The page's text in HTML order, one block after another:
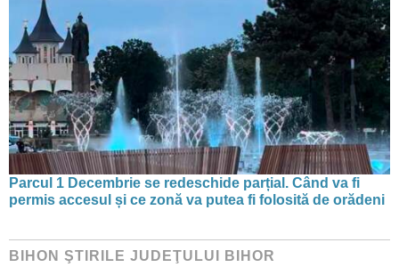
Parcul 1 Decembrie se redeschide parțial. Când va fi
permis accesul și ce zonă va putea fi folosită de orădeni
BIHON ŞTIRILE JUDEŢULUI BIHOR